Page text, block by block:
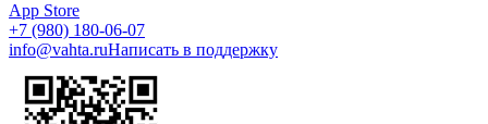
App Store
+7 (980) 180-06-07
info@vahta.ruНаписать в поддержку